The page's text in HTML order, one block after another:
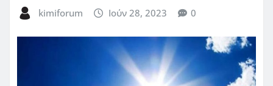
kimiforum Ιούν 28, 2023 0